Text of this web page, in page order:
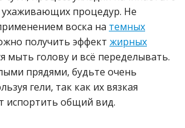
процедур. Не
воска на темных
получить эффект жирных
мыть голову и всё переделывать.
прядями, будьте очень
гели, так как их вязкая
испортить общий вид.